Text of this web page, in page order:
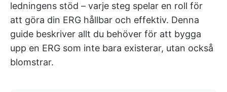
ledningens stöd – varje steg spelar en roll för
att göra din ERG hållbar och effektiv. Denna
guide beskriver allt du behöver för att bygga
upp en ERG som inte bara existerar, utan också
blomstrar.